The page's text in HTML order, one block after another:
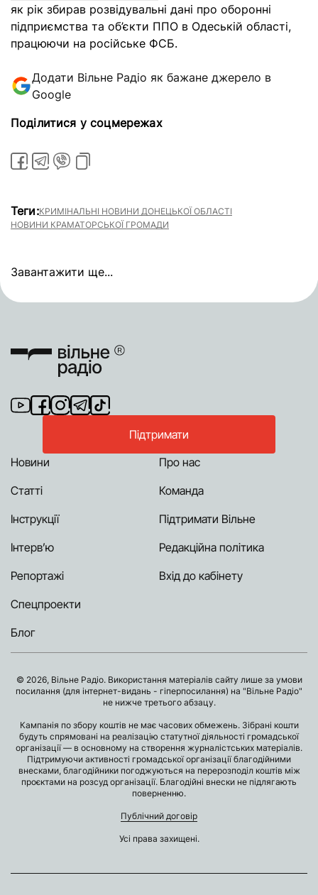
як рік збирав розвідувальні дані про оборонні
підприємства та об’єкти ППО в Одеській області,
працюючи на російське ФСБ.
Додати Вільне Радіо як бажане джерело в
Google
Поділитися у соцмережах
Теги:КРИМІНАЛЬНІ НОВИНИ ДОНЕЦЬКОЇ ОБЛАСТІ
НОВИНИ КРАМАТОРСЬКОЇ ГРОМАДИ
Завантажити ще...
Підтримати
Новини
Статті
Інструкції
Інтерв’ю
Репортажі
Спецпроекти
Блог
Про нас
Команда
Підтримати Вільне
Редакційна політика
Вхід до кабінету
© 2026, Вільне Радіо. Використання матеріалів сайту лише за умови
посилання (для інтернет-видань - гіперпосилання) на "Вільне Радіо"
не нижче третього абзацу.
Кампанія по збору коштів не має часових обмежень. Зібрані кошти
будуть спрямовані на реалізацію статутної діяльності громадської
організації — в основному на створення журналістських матеріалів.
Підтримуючи активності громадської організації благодійними
внесками, благодійники погоджуються на перерозподіл коштів між
проєктами на розсуд організації. Благодійні внески не підлягають
поверненню.
Публічний договір
Усі права захищені.